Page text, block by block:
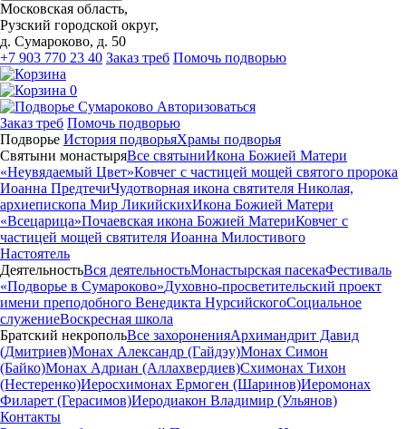
Московская область,
Рузский городской округ,
д. Сумароково, д. 50
+7 903 770 23 40 Заказ треб Помочь подворью
0
Авторизоваться
Заказ треб Помочь подворью
Подворье История подворьяХрамы подворья
Святыни монастыряВсе святыниИкона Божией Матери
«Неувядаемый Цвет»Ковчег с частицей мощей святого пророка
Иоанна ПредтечиЧудотворная икона святителя Николая,
архиепископа Мир ЛикийскихИкона Божией Матери
«Всецарица»Почаевская икона Божией МатериКовчег с
частицей мощей святителя Иоанна Милостивого
Настоятель
ДеятельностьВся деятельностьМонастырская пасекаФестиваль
«Подворье в Сумароково»Духовно-просветительский проект
имени преподобного Венедикта НурсийскогоСоциальное
служениеВоскресная школа
Братский некропольВсе захороненияАрхимандрит Давид
(Дмитриев)Монах Александр (Гайдэу)Монах Симон
(Байко)Монах Адриан (Аллахвердиев)Схимонах Тихон
(Нестеренко)Иеросхимонах Ермоген (Шаринов)Иеромонах
Филарет (Герасимов)Иеродиакон Владимир (Ульянов)
Контакты